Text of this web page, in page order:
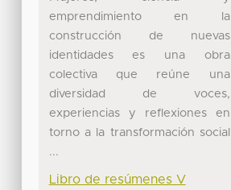
emprendimiento en la
construcción de nuevas
identidades es una obra
colectiva que reúne una
diversidad de voces,
experiencias y reflexiones en
torno a la transformación social
...
Libro de resúmenes V